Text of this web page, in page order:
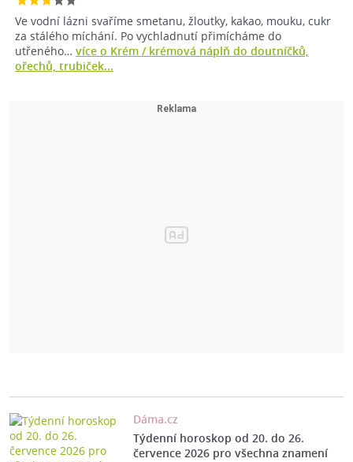
Ve vodní lázni svaříme smetanu, žloutky, kakao, mouku, cukr
za stálého míchání. Po vychladnutí přimícháme do
utřeného… více o Krém / krémová náplň do doutníčků,
ořechů, trubiček...
Dáma.cz
Týdenní horoskop od 20. do 26.
července 2026 pro všechna znamení